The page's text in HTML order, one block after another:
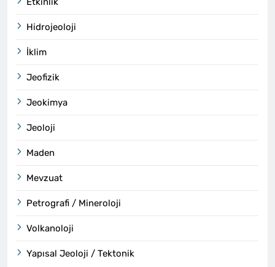
Hidrojeoloji
İklim
Jeofizik
Jeokimya
Jeoloji
Maden
Mevzuat
Petrografi / Mineroloji
Volkanoloji
Yapısal Jeoloji / Tektonik